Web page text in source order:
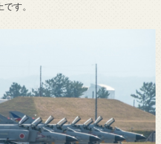
す。